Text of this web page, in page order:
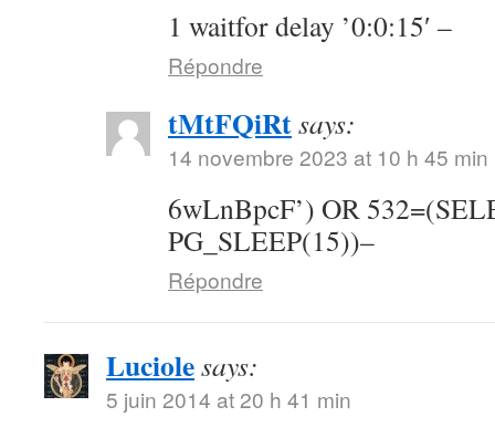
1 waitfor delay ’0:0:15′ –
Répondre
tMtFQiRtsays:
14 novembre 2023 at 10 h 45 min
6wLnBpcF’) OR
PG_SLEEP(15))–
Répondre
Luciolesays:
5 juin 2014 at 20 h 41 min